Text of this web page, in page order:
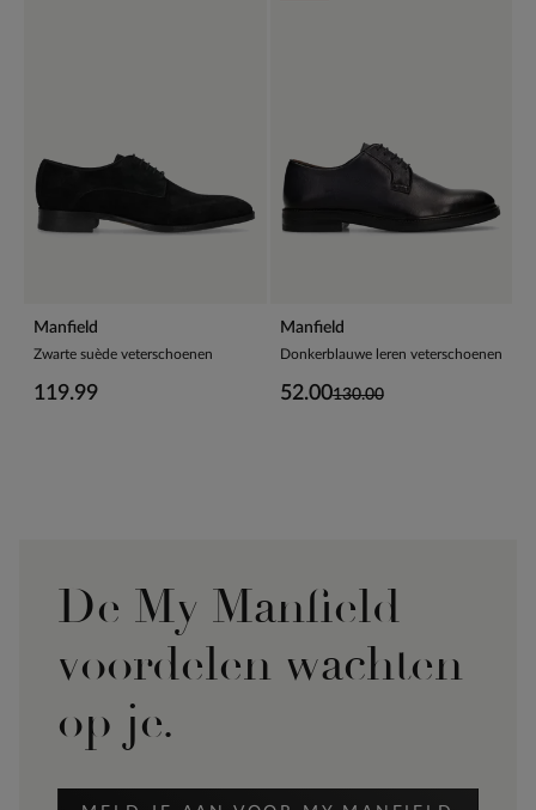
Manfield
Zwarte suède veterschoenen
119.99
Manfield
Donkerblauwe leren veterschoenen
130.00
52.00
De My Manfield
voordelen wachten
op je.